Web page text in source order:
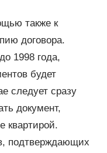
также к
договора.
1998 года,
будет
следует сразу
документ,
квартирой.
подтверждающих